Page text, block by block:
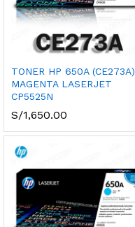
TONER HP 650A (CE273A)
MAGENTA LASERJET
CP5525N
S/1,650.00